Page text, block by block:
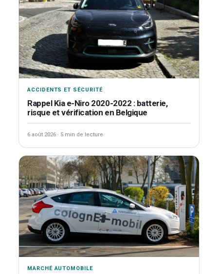
ACCIDENTS ET SÉCURITÉ
Rappel Kia e-Niro 2020-2022 : batterie,
risque et vérification en Belgique
6 août 2026 · 5 min de lecture
MARCHÉ AUTOMOBILE